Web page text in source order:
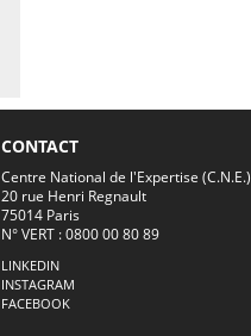
CONTACT
Centre National de l'Expertise (C.N.E.)
20 rue Henri Regnault
75014 Paris
N° VERT : 0800 00 80 89
LINKEDIN
INSTAGRAM
FACEBOOK